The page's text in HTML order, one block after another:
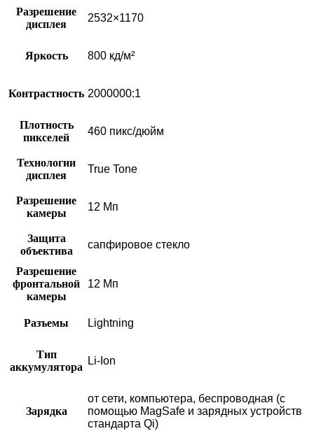
Разрешение
дисплея
2532×1170
Яркость 800 кд/м²
Контрастность 2000000:1
Плотность
пикселей
460 пикс/дюйм
Технологии
дисплея
True Tone
Разрешение
камеры
12 Мп
Защита
объектива
сапфировое стекло
Разрешение
фронтальной
камеры
12 Мп
Разъемы Lightning
Тип
аккумулятора
Li-Ion
Зарядка
от сети, компьютера, беспроводная (с
помощью MagSafe и зарядных устройств
стандарта Qi)